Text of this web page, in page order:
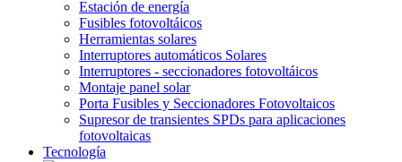
Estación de energía
Fusibles fotovoltáicos
Herramientas solares
Interruptores automáticos Solares
Interruptores - seccionadores fotovoltáicos
Montaje panel solar
Porta Fusibles y Seccionadores Fotovoltaicos
Supresor de transientes SPDs para aplicaciones
fotovoltaicas
Tecnología